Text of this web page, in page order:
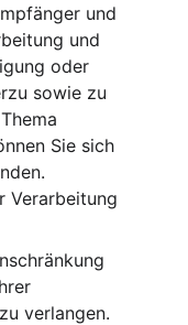
und
und
oder
sowie zu
Sie sich
Verarbeitung
verlangen.